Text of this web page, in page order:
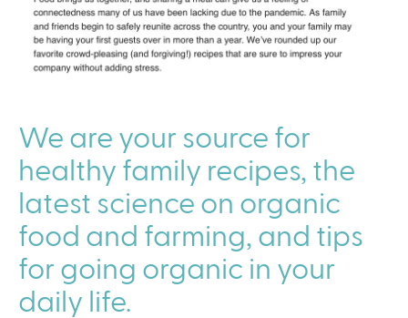
We are your source for
healthy family recipes, the
latest science on organic
food and farming, and tips
for going organic in your
daily life.